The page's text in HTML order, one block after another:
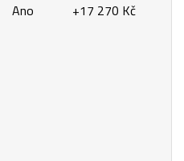
Ano +17 270 Kč